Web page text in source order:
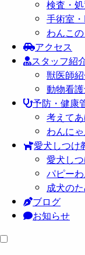
検査・
手術室
わんこ
アクセス
スタッフ紹
獣医師
動物看
予防・健康
考えて
わんに
愛犬しつけ
愛犬し
パピー
成犬の
ブログ
お知らせ